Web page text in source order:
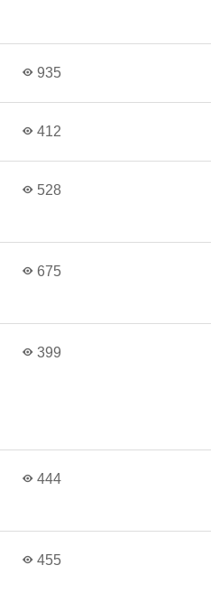
935
412
528
675
399
444
455